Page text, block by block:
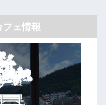
ェ情報